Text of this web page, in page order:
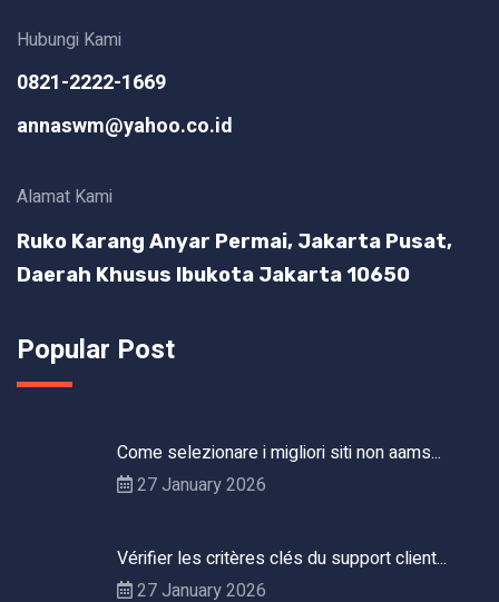
Hubungi Kami
0821-2222-1669
annaswm@yahoo.co.id
Alamat Kami
Ruko Karang Anyar Permai, Jakarta Pusat,
Daerah Khusus Ibukota Jakarta 10650
Popular Post
Come selezionare i migliori siti non aams...
27 January 2026
Vérifier les critères clés du support client...
27 January 2026